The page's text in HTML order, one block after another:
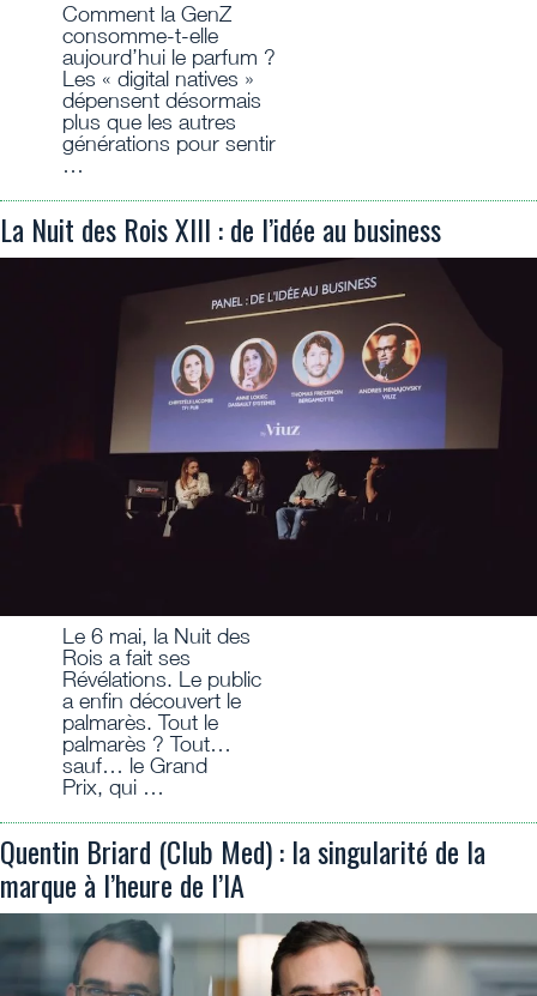
Comment la GenZ
consomme-t-elle
aujourd’hui le parfum ?
Les « digital natives »
dépensent désormais
plus que les autres
générations pour sentir
…
La Nuit des Rois XIII : de l’idée au business
Le 6 mai, la Nuit des
Rois a fait ses
Révélations. Le public
a enfin découvert le
palmarès. Tout le
palmarès ? Tout…
sauf… le Grand
Prix, qui …
Quentin Briard (Club Med) : la singularité de la
marque à l’heure de l’IA